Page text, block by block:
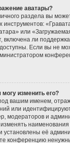
аватары?
раздела вы
инструментов:
или
включена ли
Если вы не
могу изменить его?
вашим именем,
или
модераторов и
наименования
установлены её
конференцию